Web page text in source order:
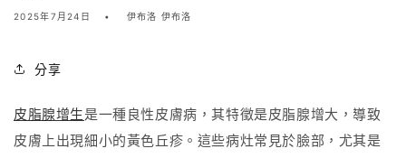
2025年7月24日 伊布洛 伊布洛
分享
皮脂腺增生是一種良性皮膚病，其特徵是皮脂腺增大，導致
皮膚上出現細小的黃色丘疹。這些病灶常見於臉部，尤其是